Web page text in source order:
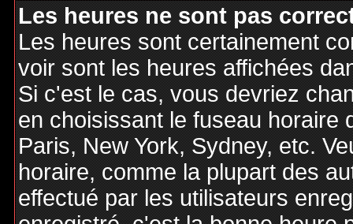
Les heures ne sont pas
Les heures sont certainement
voir sont les heures affichées
Si c'est le cas, vous devriez
en choisissant le fuseau horaire
Paris, New York, Sydney, etc.
horaire, comme la plupart des
effectué par les utilisateurs